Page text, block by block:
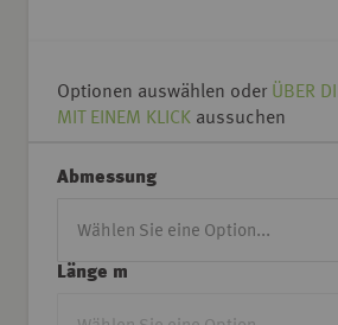
Optionen auswählen oder ÜBER
MIT EINEM KLICK aussuchen
Abmessung
Länge m